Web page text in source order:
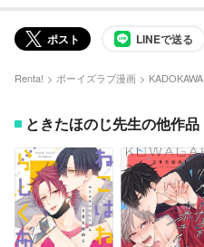
ポスト LINEで送る
Renta! ボーイズラブ漫画 KADOKAWA
ときたほのじ先生の他作品